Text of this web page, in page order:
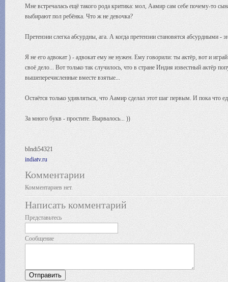
Мне встречалась ещё такого рода критика: мол, Аамир сам себе почему-то
выбирают пол ребёнка. Что ж не девочка?
Претензии слегка абсурдны, ага. А когда претензии становятся абсурдными
Я не его адвокат ) - адвокат ему не нужен. Ему говорили: ты актёр, вот и
своё дело... Вот только так случилось, что в стране Индия известный актёр
вышеперечисленные вместе взятые...
Остаётся только удивляться, что Аамир сделал этот шаг первым. И пока что
За много букв - простите. Вырвалось... ))
bIndi54321
indiatv.ru
Комментарии
Комментариев нет.
Написать комментарий
Представьтесь
Сообщение